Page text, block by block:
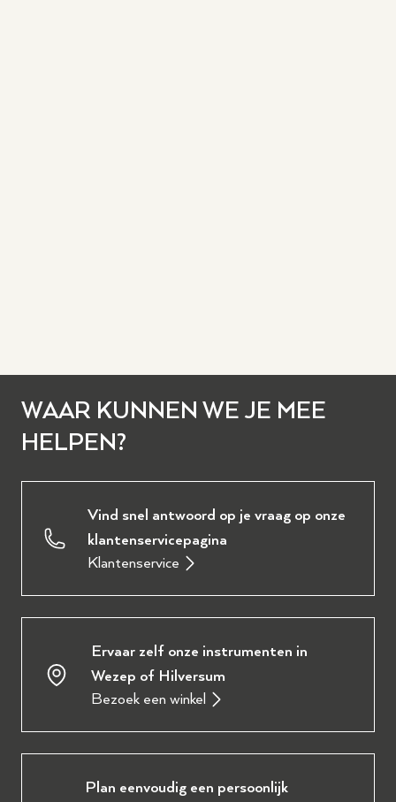
WAAR KUNNEN WE JE MEE
HELPEN?
Vind snel antwoord op je vraag op onze
klantenservicepagina
Klantenservice
Ervaar zelf onze instrumenten in
Wezep of Hilversum
Bezoek een winkel
Plan eenvoudig een persoonlijk